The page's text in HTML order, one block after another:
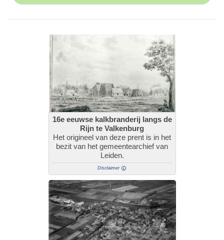
16e eeuwse kalkbranderij langs de
Rijn te Valkenburg
Het origineel van deze prent is in het
bezit van het gemeentearchief van
Leiden.
Disclaimer